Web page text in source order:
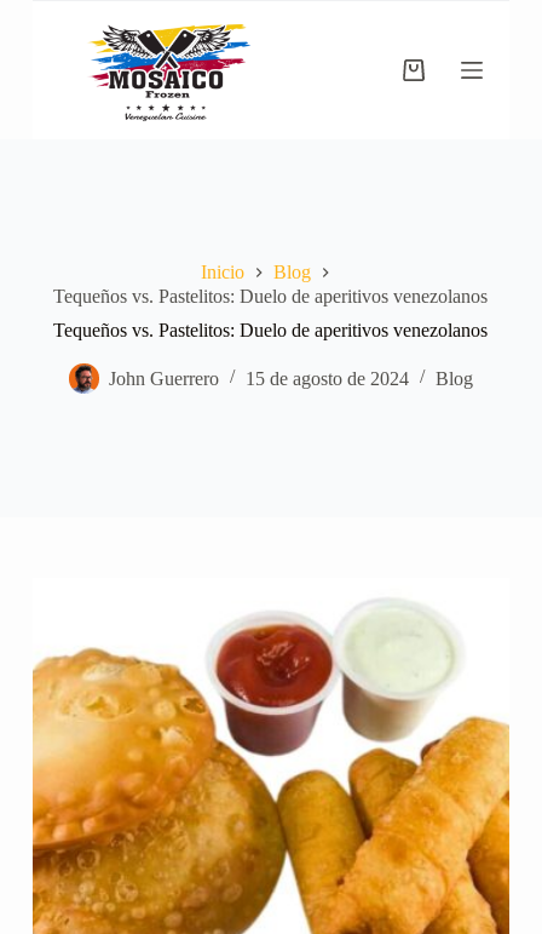
Carro
Inicio
Blog
Tequeños vs. Pastelitos: Duelo de aperitivos venezolanos
Tequeños vs. Pastelitos: Duelo de aperitivos venezolanos
John Guerrero 15 de agosto de 2024 Blog